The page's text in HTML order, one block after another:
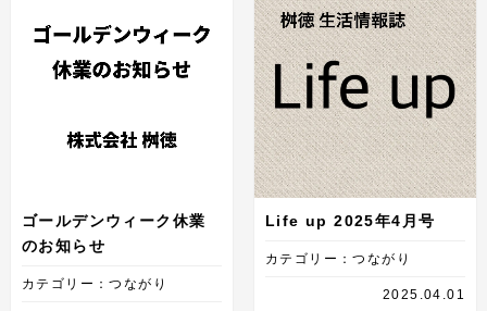
ゴールデンウィーク休業
のお知らせ
カテゴリー：つながり
Life up 2025年4月号
カテゴリー：つながり
2025.04.01